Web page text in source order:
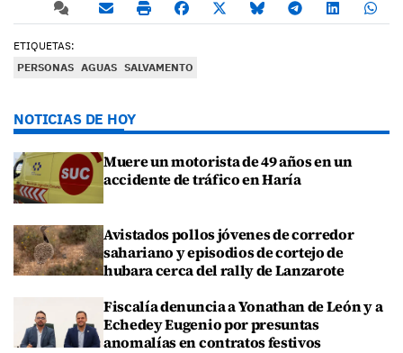
ETIQUETAS:
PERSONAS AGUAS SALVAMENTO
NOTICIAS DE HOY
Muere un motorista de 49 años en un
accidente de tráfico en Haría
Avistados pollos jóvenes de corredor
sahariano y episodios de cortejo de
hubara cerca del rally de Lanzarote
Fiscalía denuncia a Yonathan de León y a
Echedey Eugenio por presuntas
anomalías en contratos festivos